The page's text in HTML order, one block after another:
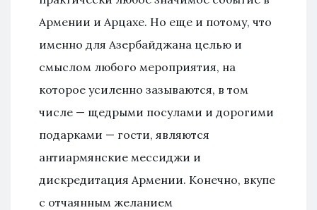
Армении и Арцахе. Но еще и потому, что
именно для Азербайджана целью и
смыслом любого мероприятия, на
которое усиленно зазываются, в том
числе — щедрыми посулами и дорогими
подарками — гости, являются
антиармянские мессиджи и
дискредитация Армении. Конечно, вкупе
с отчаянным желанием